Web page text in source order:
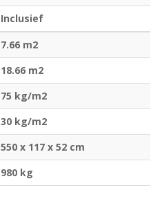
Inclusief
7.66 m2
18.66 m2
75 kg/m2
30 kg/m2
550 x 117 x 52 cm
980 kg